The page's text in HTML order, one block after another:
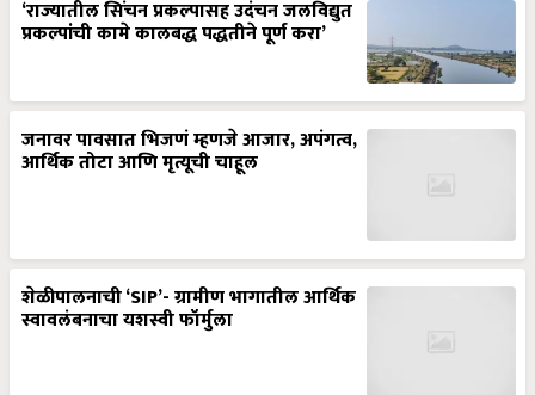
‘राज्यातील सिंचन प्रकल्पासह उदंचन जलविद्युत
प्रकल्पांची कामे कालबद्ध पद्धतीने पूर्ण करा’
जनावर पावसात भिजणं म्हणजे आजार, अपंगत्व,
आर्थिक तोटा आणि मृत्यूची चाहूल
शेळीपालनाची ‘SIP’- ग्रामीण भागातील आर्थिक
स्वावलंबनाचा यशस्वी फॉर्मुला